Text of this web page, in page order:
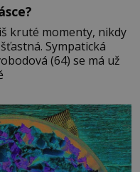
kruté momenty, nikdy
(64) se má už